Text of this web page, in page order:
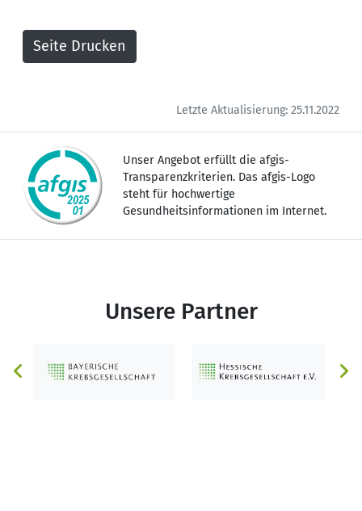
Letzte Aktualisierung: 25.11.2022
Unser Angebot erfüllt die afgis-
Transparenzkriterien. Das afgis-Logo
steht für hochwertige
Gesundheitsinformationen im Internet.
Unsere Partner